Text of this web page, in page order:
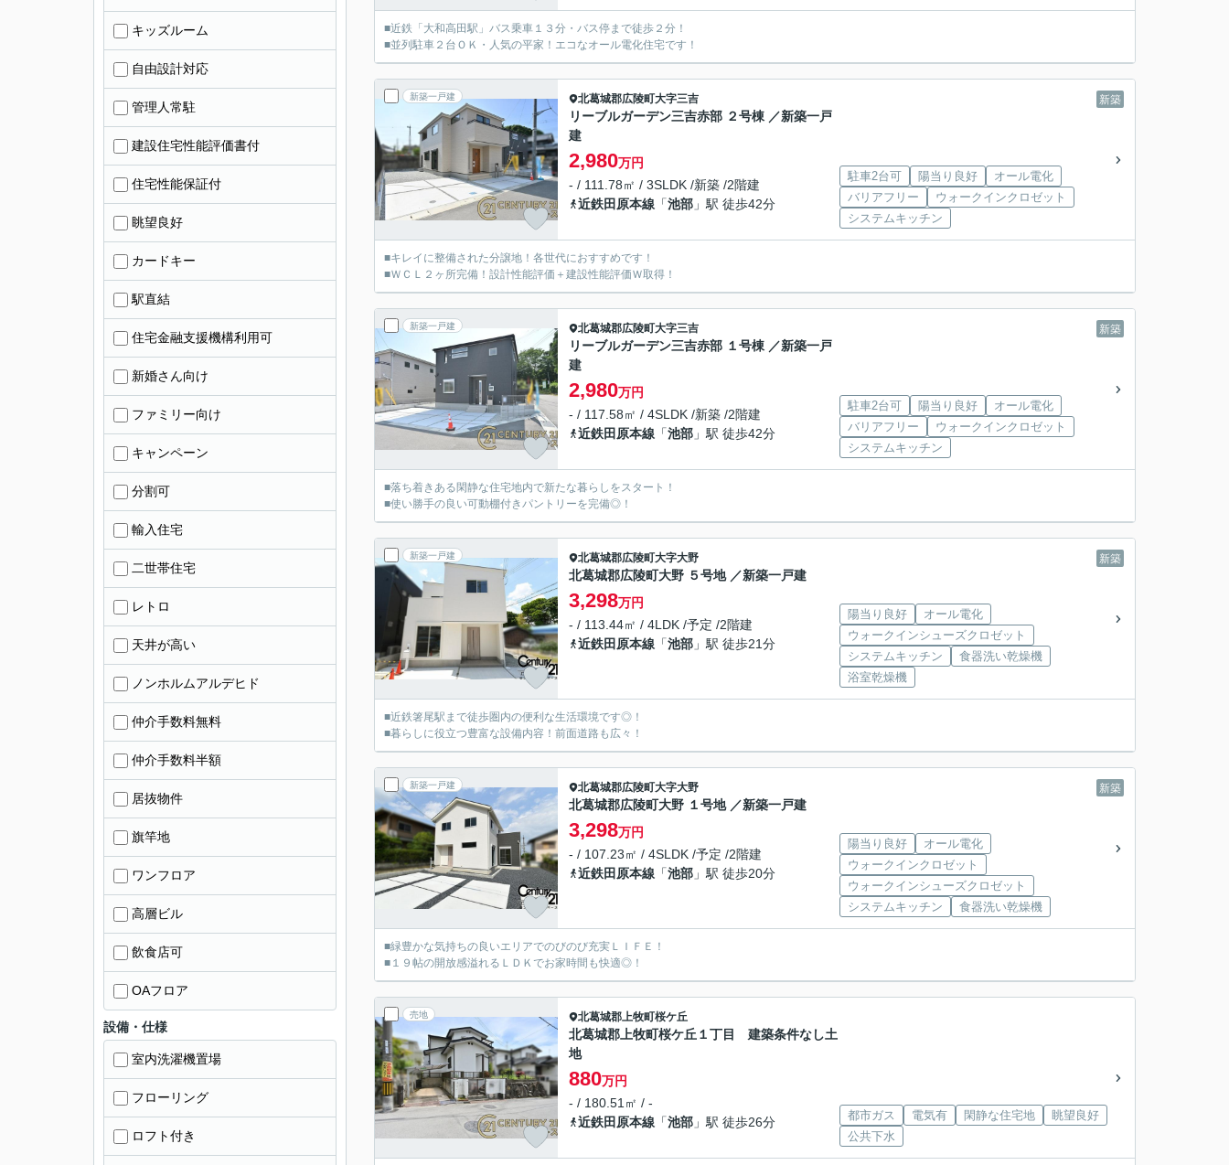
■近鉄「大和高田駅」バス乗車１３分・バス停まで徒歩２分！
■並列駐車２台ＯＫ・人気の平家！エコなオール電化住宅です！
新築一戸建 新築
北葛城郡広陵町大字三吉
リーブルガーデン三吉赤部 ２号棟 ／新築一戸
建
2,980万円
- / 111.78㎡ / 3SLDK /新築 /2階建
近鉄田原本線 「池部 」駅 徒歩42分
駐車2台可 陽当り良好
オール電化
バリアフリー
ウォークインクロゼット
システムキッチン
■キレイに整備された分譲地！各世代におすすめです！
■ＷＣＬ２ヶ所完備！設計性能評価＋建設性能評価Ｗ取得！
新築一戸建 新築
北葛城郡広陵町大字三吉
リーブルガーデン三吉赤部 １号棟 ／新築一戸
建
2,980万円
- / 117.58㎡ / 4SLDK /新築 /2階建
近鉄田原本線 「池部 」駅 徒歩42分
駐車2台可 陽当り良好
オール電化
バリアフリー
ウォークインクロゼット
システムキッチン
■落ち着きある閑静な住宅地内で新たな暮らしをスタート！
■使い勝手の良い可動棚付きパントリーを完備◎！
新築一戸建 新築
北葛城郡広陵町大字大野
北葛城郡広陵町大野 ５号地 ／新築一戸建
3,298万円
- / 113.44㎡ / 4LDK /予定 /2階建
近鉄田原本線 「池部 」駅 徒歩21分
陽当り良好
オール電化
ウォークインシューズクロゼット
システムキッチン
食器洗い乾燥機
浴室乾燥機
■近鉄箸尾駅まで徒歩圏内の便利な生活環境です◎！
■暮らしに役立つ豊富な設備内容！前面道路も広々！
新築一戸建 新築
北葛城郡広陵町大字大野
北葛城郡広陵町大野 １号地 ／新築一戸建
3,298万円
- / 107.23㎡ / 4SLDK /予定 /2階建
近鉄田原本線 「池部 」駅 徒歩20分
陽当り良好
オール電化
ウォークインクロゼット
ウォークインシューズクロゼット
システムキッチン
食器洗い乾燥機
■緑豊かな気持ちの良いエリアでのびのび充実ＬＩＦＥ！
■１９帖の開放感溢れるＬＤＫでお家時間も快適◎！
売地 北葛城郡上牧町桜ケ丘
北葛城郡上牧町桜ケ丘１丁目 建築条件なし土
地
880万円
- / 180.51㎡ / -
近鉄田原本線 「池部 」駅 徒歩26分 都市ガス 電気有 閑静な住宅地
眺望良好
公共下水
キッズルーム
自由設計対応
管理人常駐
建設住宅性能評価書付
住宅性能保証付
眺望良好
カードキー
駅直結
住宅金融支援機構利用可
新婚さん向け
ファミリー向け
キャンペーン
分割可
輸入住宅
二世帯住宅
レトロ
天井が高い
ノンホルムアルデヒド
仲介手数料無料
仲介手数料半額
居抜物件
旗竿地
ワンフロア
高層ビル
飲食店可
OAフロア
設備・仕様
室内洗濯機置場
フローリング
ロフト付き